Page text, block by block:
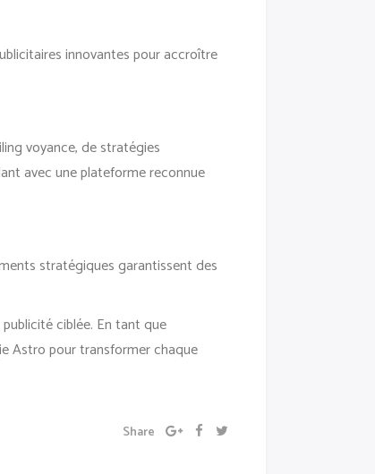
innovantes pour accroître
voyance, de stratégies
avec une plateforme reconnue
stratégiques garantissent des
ciblée. En tant que
Astro pour transformer chaque
Share